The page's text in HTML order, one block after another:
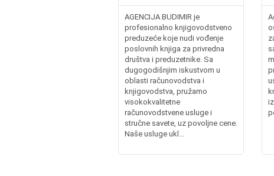
AGENCIJA BUDIMIR je
profesionalno knjigovodstveno
preduzeće koje nudi vođenje
poslovnih knjiga za privredna
društva i preduzetnike. Sa
dugogodišnjim iskustvom u
oblasti računovodstva i
knjigovodstva, pružamo
visokokvalitetne
računovodstvene usluge i
stručne savete, uz povoljne cene.
Naše usluge ukl...